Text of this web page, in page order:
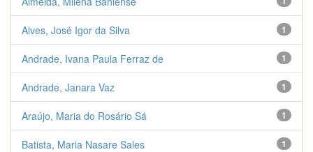
1
Alves, José Igor da Silva
1
Andrade, Ivana Paula Ferraz de
1
Andrade, Janara Vaz
1
Araújo, Maria do Rosário Sá
1
Batista, Maria Nasare Sales